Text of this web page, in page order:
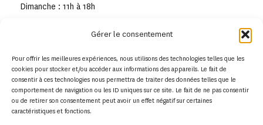
Gérer le consentement
Pour offrir les meilleures expériences, nous utilisons des technologies telles que les
cookies pour stocker et/ou accéder aux informations des appareils. Le fait de
consentir à ces technologies nous permettra de traiter des données telles que le
comportement de navigation ou les ID uniques sur ce site. Le fait de ne pas consentir
ou de retirer son consentement peut avoir un effet négatif sur certaines
caractéristiques et fonctions.
Dimanche : 11h à 18h